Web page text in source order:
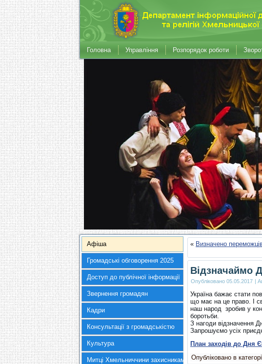
Головна Управління Розпорядок роботи
Афіша
Громадські обговорення 2025
Доступ до публічної інформації
Звернення громадян
Кадри
Консультації з громадськістю
Культура
Митці Хмельниччини захисникам України
« Визначено
Відзначаймо
Опубліковано 05.05.2017 |
Україна бажає стати
що має на це право. І
наш народ зробив у
боротьби.
З нагоди відзначення
Запрошуємо усіх
План заходів до Дня
Опубліковано в